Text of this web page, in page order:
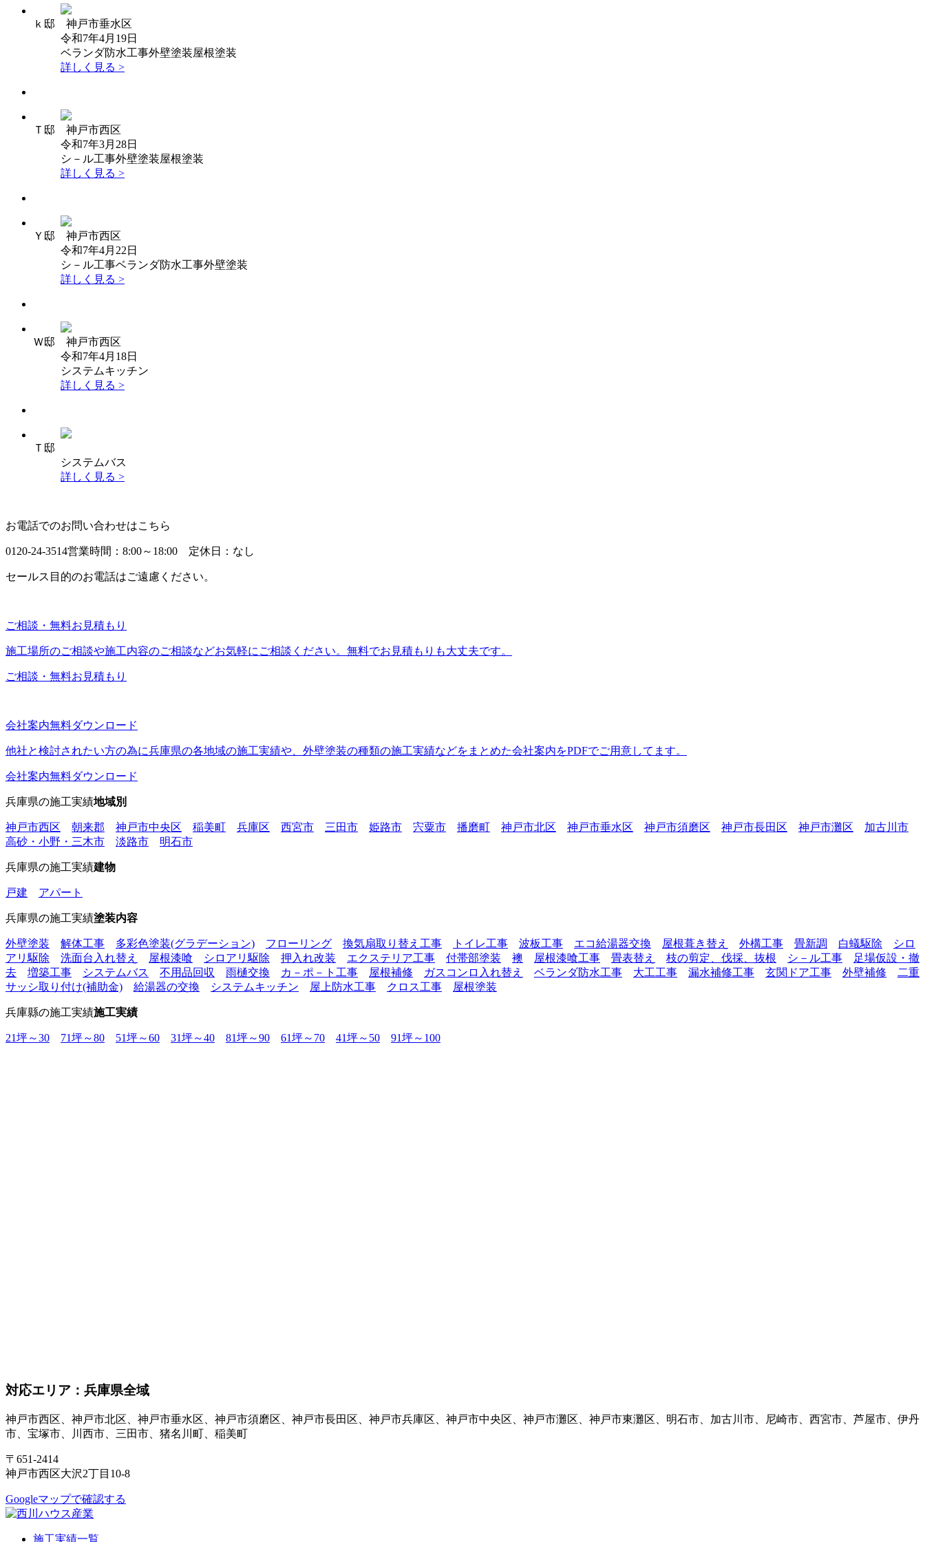
ｋ邸 神戸市垂水区
令和7年4月19日
ベランダ防水工事外壁塗装屋根塗装
詳しく見る >
Ｔ邸 神戸市西区
令和7年3月28日
シ－ル工事外壁塗装屋根塗装
詳しく見る >
Ｙ邸 神戸市西区
令和7年4月22日
シ－ル工事ベランダ防水工事外壁塗装
詳しく見る >
Ｗ邸 神戸市西区
令和7年4月18日
システムキッチン
詳しく見る >
Ｔ邸
システムバス
詳しく見る >
お電話でのお問い合わせはこちら
0120-24-3514営業時間：8:00～18:00 定休日：なし
セールス目的のお電話はご遠慮ください。
ご相談・無料お見積もり
施工場所のご相談や施工内容のご相談などお気軽にご相談ください。無料でお見積もりも大丈夫です。
ご相談・無料お見積もり
会社案内無料ダウンロード
他社と検討されたい方の為に兵庫県の各地域の施工実績や、外壁塗装の種類の施工実績などをまとめた会社案内をPDFでご用意してます。
会社案内無料ダウンロード
兵庫県の施工実績地域別
神戸市西区 朝来郡 神戸市中央区 稲美町 兵庫区 西宮市 三田市 姫路市 宍粟市 播磨町 神戸市北区 神戸市垂水区 神戸市須磨区 神戸市長田区 神戸市灘区
加古川市
高砂・小野・三木市
淡路市 明石市
兵庫県の施工実績建物
戸建 アパート
兵庫県の施工実績塗装内容
外壁塗装 解体工事 多彩色塗装(グラデーション) フローリング 換気扇取り替え工事 トイレ工事 波板工事 エコ給湯器交換 屋根葺き替え 外構工事 畳新調 白蟻駆除
シロ
アリ駆除
洗面台入れ替え 屋根漆喰 シロアリ駆除 押入れ改装 エクステリア工事 付帯部塗装 襖 屋根漆喰工事 畳表替え 枝の剪定、伐採、抜根 シ－ル工事
足場仮設・撤
去
増築工事 システムバス 不用品回収 雨樋交換 カ－ポ－ト工事 屋根補修 ガスコンロ入れ替え ベランダ防水工事 大工工事 漏水補修工事 玄関ドア工事 外壁補修
二重
サッシ取り付け(補助金)
給湯器の交換 システムキッチン 屋上防水工事 クロス工事 屋根塗装
兵庫縣の施工実績施工実績
21坪～30 71坪～80 51坪～60 31坪～40 81坪～90 61坪～70 41坪～50 91坪～100
対応エリア：兵庫県全域
神戸市西区、神戸市北区、神戸市垂水区、神戸市須磨区、神戸市長田区、神戸市兵庫区、神戸市中央区、神戸市灘区、神戸市東灘区、明石市、加古川市、尼崎市、西宮市、芦屋市、伊丹
市、宝塚市、川西市、三田市、猪名川町、稲美町
〒651-2414
神戸市西区大沢2丁目10-8
Googleマップで確認する
施工実績一覧